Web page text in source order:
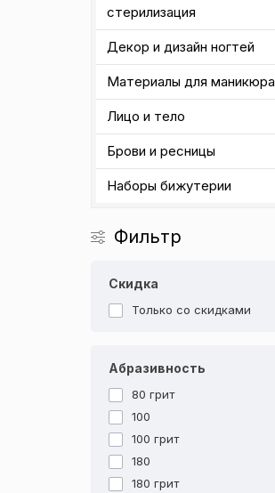
стерилизация
Декор и дизайн ногтей
Материалы для маникюра
Лицо и тело
Брови и ресницы
Наборы бижутерии
Фильтр
Скидка
Только со cкидками
Абразивность
80 грит
100
100 грит
180
180 грит